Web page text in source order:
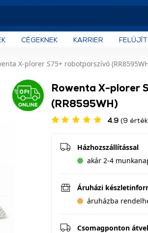
CÉGEKNEK KARRIER
X-plorer S75+ robotporszívó
Rowenta X-plorer
(RR8595WH)
4.9 (9
Házhozszállítással
akár 2-4
Áruházi
áruházba
Csomagponton